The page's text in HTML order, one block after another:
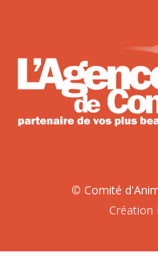
© Comité
Création